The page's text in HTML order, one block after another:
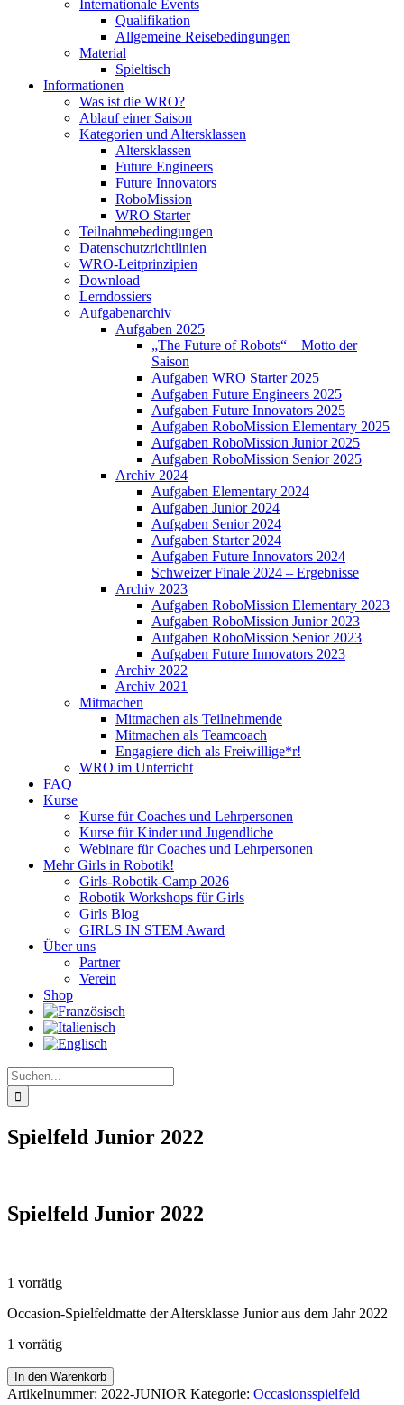
Internationale Events
Qualifikation
Allgemeine Reisebedingungen
Material
Spieltisch
Informationen
Was ist die WRO?
Ablauf einer Saison
Kategorien und Altersklassen
Altersklassen
Future Engineers
Future Innovators
RoboMission
WRO Starter
Teilnahmebedingungen
Datenschutzrichtlinien
WRO-Leitprinzipien
Download
Lerndossiers
Aufgabenarchiv
Aufgaben 2025
„The Future of Robots“ – Motto der
Saison
Aufgaben WRO Starter 2025
Aufgaben Future Engineers 2025
Aufgaben Future Innovators 2025
Aufgaben RoboMission Elementary 2025
Aufgaben RoboMission Junior 2025
Aufgaben RoboMission Senior 2025
Archiv 2024
Aufgaben Elementary 2024
Aufgaben Junior 2024
Aufgaben Senior 2024
Aufgaben Starter 2024
Aufgaben Future Innovators 2024
Schweizer Finale 2024 – Ergebnisse
Archiv 2023
Aufgaben RoboMission Elementary 2023
Aufgaben RoboMission Junior 2023
Aufgaben RoboMission Senior 2023
Aufgaben Future Innovators 2023
Archiv 2022
Archiv 2021
Mitmachen
Mitmachen als Teilnehmende
Mitmachen als Teamcoach
Engagiere dich als Freiwillige*r!
WRO im Unterricht
FAQ
Kurse
Kurse für Coaches und Lehrpersonen
Kurse für Kinder und Jugendliche
Webinare für Coaches und Lehrpersonen
Mehr Girls in Robotik!
Girls-Robotik-Camp 2026
Robotik Workshops für Girls
Girls Blog
GIRLS IN STEM Award
Über uns
Partner
Verein
Shop
Suche
nach:
Spielfeld Junior 2022
Spielfeld Junior 2022
1 vorrätig
Occasion-Spielfeldmatte der Altersklasse Junior aus dem Jahr 2022
1 vorrätig
Spielfeld
Junior
In den Warenkorb
Artikelnummer: 2022-JUNIOR Kategorie: Occasionsspielfeld